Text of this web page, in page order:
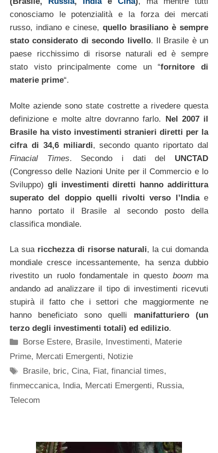
conosciamo le potenzialità e la forza dei mercati
russo, indiano e cinese, quello brasiliano è sempre
stato considerato di secondo livello. Il Brasile è un
paese ricchissimo di risorse naturali ed è sempre
stato visto principalmente come un “fornitore di
materie prime“.
Molte aziende sono state costrette a rivedere questa
definizione e molte altre dovranno farlo. Nel 2007 il
Brasile ha visto investimenti stranieri diretti per la
cifra di 34,6 miliardi, secondo quanto riportato dal
Finacial Times. Secondo i dati del UNCTAD
(Congresso delle Nazioni Unite per il Commercio e lo
Sviluppo) gli investimenti diretti hanno addirittura
superato del doppio quelli rivolti verso l’Indiae
hanno portato il Brasile al secondo posto della
classifica mondiale.
La sua ricchezza di risorse naturali, la cui domanda
mondiale cresce incessantemente, ha senza dubbio
rivestito un ruolo fondamentale in questo boomma
andando ad analizzare il tipo di investimenti ricevuti
stupirà il fatto che i settori che maggiormente ne
hanno beneficiato sono quelli manifatturiero (un
terzo degli investimenti totali) ed edilizio.
Categorie
Borse Estere, Brasile, Investimenti, Materie
Prime, Mercati Emergenti, Notizie
Tag
Brasile, bric, Cina, Fiat,financial times,
finmeccanica, India, Mercati Emergenti, Russia,
Telecom